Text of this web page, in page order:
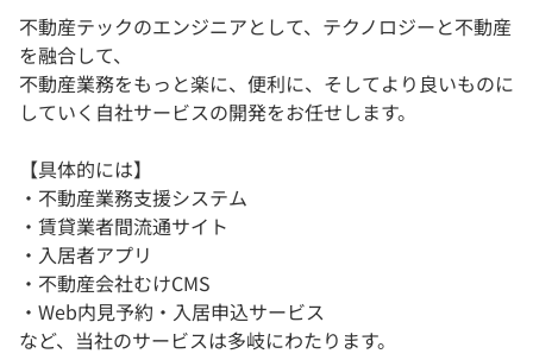
不動産テックのエンジニアとして、テクノロジーと不動産
を融合して、
不動産業務をもっと楽に、便利に、そしてより良いものに
していく自社サービスの開発をお任せします。
【具体的には】
・不動産業務支援システム
・賃貸業者間流通サイト
・入居者アプリ
・不動産会社むけCMS
・Web内見予約・入居申込サービス
など、当社のサービスは多岐にわたります。